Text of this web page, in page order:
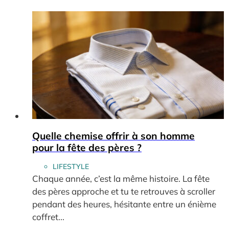
Quelle chemise offrir à son homme
pour la fête des pères ?
LIFESTYLE
Chaque année, c’est la même histoire. La fête
des pères approche et tu te retrouves à scroller
pendant des heures, hésitante entre un énième
coffret...